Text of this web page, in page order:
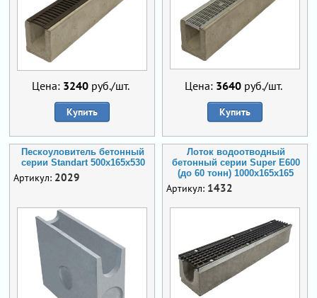
Цена: 3240руб./шт.
Купить
Цена: 3640руб./шт.
Купить
Пескоуловитель бетонный
серии Standart 500x165x530
Артикул: 2029
Лоток водоотводный
бетонный серии Super Е600
(до 60 тонн) 1000x165x165
Артикул: 1432